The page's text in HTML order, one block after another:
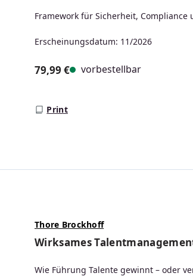
Framework für Sicherheit, Compliance
Erscheinungsdatum: 11/2026
79,99 € vorbestellbar
Print
Thore Brockhoff
Wirksames
Wie Führung Talente gewinnt – oder